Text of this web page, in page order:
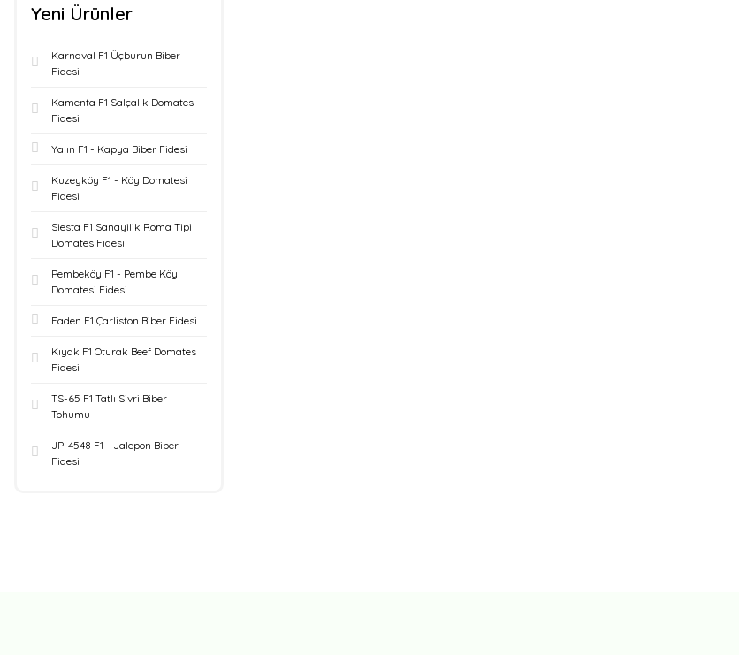
Yeni Ürünler
Karnaval F1 Üçburun Biber
Fidesi
Kamenta F1 Salçalık Domates
Fidesi
Yalın F1 - Kapya Biber Fidesi
Kuzeyköy F1 - Köy Domatesi
Fidesi
Siesta F1 Sanayilik Roma Tipi
Domates Fidesi
Pembeköy F1 - Pembe Köy
Domatesi Fidesi
Faden F1 Çarliston Biber Fidesi
Kıyak F1 Oturak Beef Domates
Fidesi
TS-65 F1 Tatlı Sivri Biber
Tohumu
JP-4548 F1 - Jalepon Biber
Fidesi